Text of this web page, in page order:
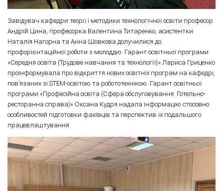
Завідувач кафедри теорії і методики технологічної освіти професор
Андрій Цина, професорка Валентина Титаренко, асистентки
Наталія Нагорна та Анна Шовкова долучилися до
профорієнтаційної роботи з молоддю. Гарант освітньої програми
«Середня освіта (Трудове навчання та технології)» Лариса Гриценко
проінформувала про відкриття нових освітніх програм на кафедрі,
пов’язаних зі STEM-освітою та робототехнікою. Гарант освітньої
програми «Професійна освіта (Сфера обслуговування. Готельно-
ресторанна справа)» Оксана Кудря надала інформацію стосовно
особливостей підготовки фахівців та перспектив їх подальшого
працевлаштування.